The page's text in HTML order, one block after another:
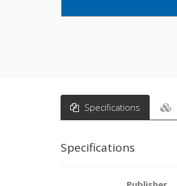
Specifications
Specifications